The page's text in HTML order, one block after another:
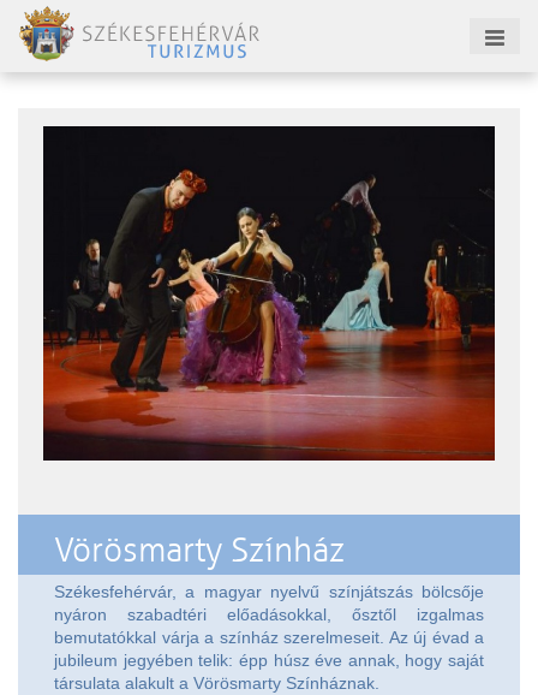
Vörösmarty Színház
Székesfehérvár, a magyar nyelvű színjátszás bölcsője
nyáron szabadtéri előadásokkal, ősztől izgalmas
bemutatókkal várja a színház szerelmeseit. Az új évad a
jubileum jegyében telik: épp húsz éve annak, hogy saját
társulata alakult a Vörösmarty Színháznak.